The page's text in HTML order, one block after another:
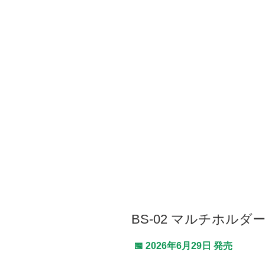
BS-02 マルチホルダー
📅 2026年6月29日 発売